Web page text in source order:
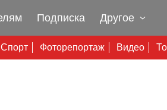
Спорт Фоторепортаж Видео
Подписка Другое